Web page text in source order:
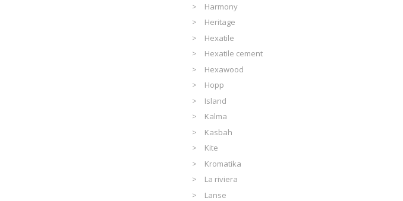
Harmony
Heritage
Hexatile
Hexatile cement
Hexawood
Hopp
Island
Kalma
Kasbah
Kite
Kromatika
La riviera
Lanse